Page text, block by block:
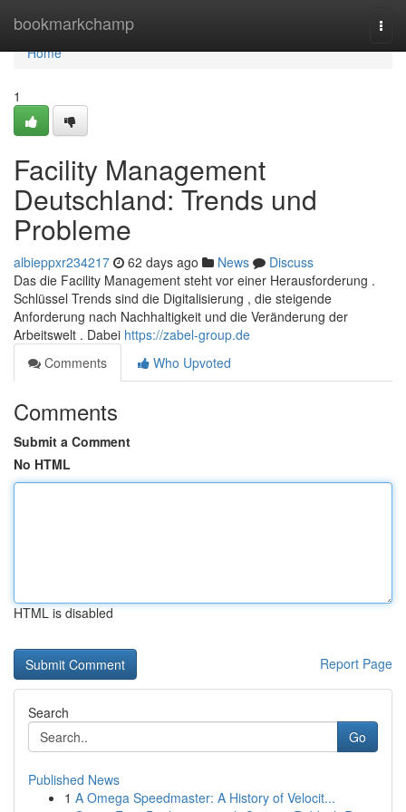
bookmarkchamp
Home
Home
1
Facility Management
Deutschland: Trends und
Probleme
albieppxr234217 62 days ago News
Discuss
Das die Facility Management steht vor einer Herausforderung .
Schlüssel Trends sind die Digitalisierung , die steigende
Anforderung nach Nachhaltigkeit und die Veränderung der
Arbeitswelt . Dabei https://zabel-group.de
Comments
Who Upvoted
Comments
Submit a Comment
No HTML
HTML is disabled
Report Page
Search
Go
Published News
1 A Omega Speedmaster: A History of Velocit...